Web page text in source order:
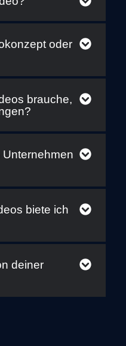
oder
brauche,
biete ich
deiner